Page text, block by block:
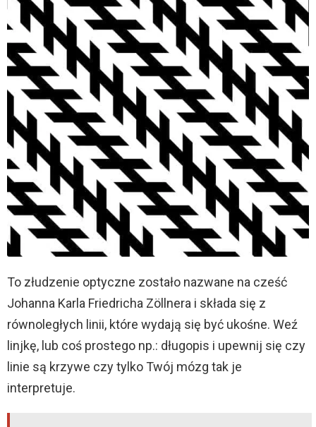
To złudzenie optyczne zostało nazwane na cześć
Johanna Karla Friedricha Zöllnera i składa się z
równoległych linii, które wydają się być ukośne. Weź
linjkę, lub coś prostego np.: długopis i upewnij się czy
linie są krzywe czy tylko Twój mózg tak je
interpretuje.